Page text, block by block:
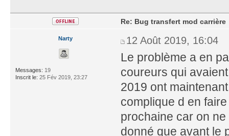
Narty
Messages: 19
Inscrit le: 25 Fév 2019, 23:27
Re: Bug transfert mod carrière
12 Août 2019, 16:04
Le problème a en
coureurs qui
2019 ont
complique d en
prochaine car on
donné que avant le